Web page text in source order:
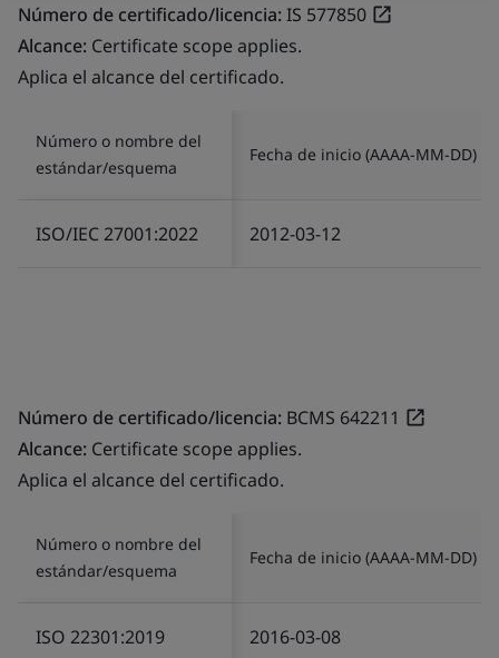
Número de certificado/licencia:IS 577850
Alcance: Certificate scope applies.
Aplica el alcance del certificado.
Número o nombre del
estándar/esquema
Fecha de inicio (AAAA-MM-DD)
ISO/IEC 27001:2022 2012-03-12
Número de certificado/licencia: BCMS 642211
Alcance: Certificate scope applies.
Aplica el alcance del certificado.
Número o nombre del
estándar/esquema
Fecha de inicio (AAAA-MM-DD)
ISO 22301:2019 2016-03-08